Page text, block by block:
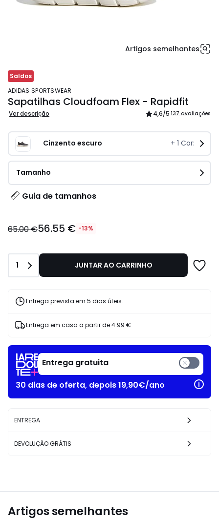
Artigos semelhantes
Saldos
ADIDAS SPORTSWEAR
Sapatilhas Cloudfoam Flex - Rapidfit
Ver descrição 4,6/5 137 avaliações
Cinzento escuro + 1 Cor:
Tamanho
Guia de tamanhos
€
65.00
€
de
desconto
65.00 €56.55 € -13%
Quantidade
1 JUNTAR AO CARRINHO
Entrega prevista em 5 dias úteis.
Entrega em casa a partir de4.99 €
Entrega gratuita
30 dias de oferta, depois 19,90€/ano
ENTREGA
DEVOLUÇÃO GRÁTIS
Artigos semelhantes